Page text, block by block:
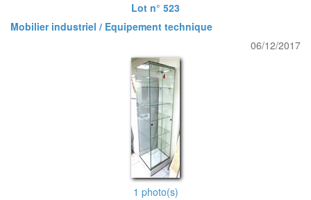
Lot n° 523
Mobilier industriel / Equipement technique
06/12/2017
1 photo(s)